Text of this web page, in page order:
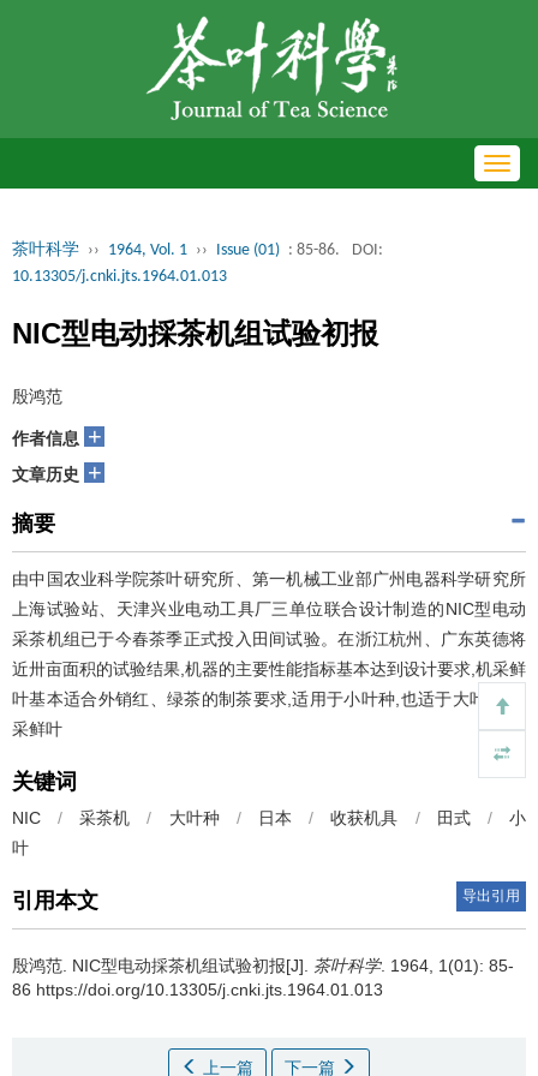
茶叶科学 ›› 1964, Vol. 1 ›› Issue (01) : 85-86.
DOI:
10.13305/j.cnki.jts.1964.01.013
NIC型电动採茶机组试验初报
殷鸿范
作者信息 +
文章历史 +
摘要
由中国农业科学院茶叶研究所、第一机械工业部广州电器科学研究所
上海试验站、天津兴业电动工具厂三单位联合设计制造的NIC型电动
采茶机组已于今春茶季正式投入田间试验。在浙江杭州、广东英德将
近卅亩面积的试验结果,机器的主要性能指标基本达到设计要求,机采鲜
叶基本适合外销红、绿茶的制茶要求,适用于小叶种,也适于大叶种,机
采鲜叶
关键词
NIC / 采茶机 / 大叶种 / 日本 / 收获机具 / 田式 /
小
叶
引用本文 导出引用
殷鸿范. NIC型电动採茶机组试验初报[J]. 茶叶科学. 1964, 1(01): 85-
86 https://doi.org/10.13305/j.cnki.jts.1964.01.013
上一篇 下一篇